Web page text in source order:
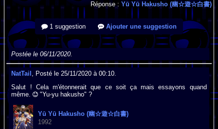
Réponse : Yū Yū Hakusho (幽☆遊☆白書)
1 suggestion Ajouter une suggestion
Postée le 06/11/2020.
NatTail , Posté le 25/11/2020 à 00:10.
Salut ! Cela m'étonnerait que ce soit ça mais essayons quand
même.
"Yu-yu hakusho" ?
Yū Yū Hakusho (幽☆遊☆白書)
1992